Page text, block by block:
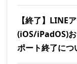
【終了】LINE
(iOS/iPadOS)
ポート終了につ